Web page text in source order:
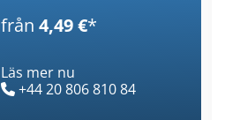
från 4,49 €*
Läs mer nu
+44 20 806 810 84